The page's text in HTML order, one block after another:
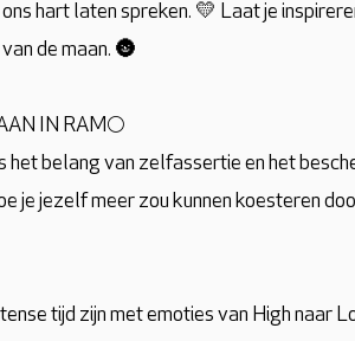
hart laten spreken. 💛 Laat je
de maan. 🌚
IN RAM🌕
het belang van zelfassertie en het
je jezelf meer zou kunnen koesteren
tijd zijn met emoties van High naar